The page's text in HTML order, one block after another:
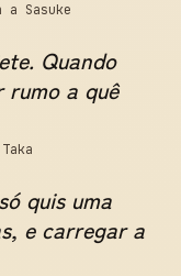
a Sasuke
Quando
rumo a quê
quis uma
e carregar a